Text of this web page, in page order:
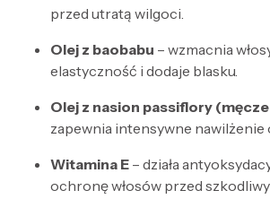
przed utratą wilgoci.
Olej z baobabu – wzmacnia
elastyczność i dodaje blasku.
Olej z nasion passiflory
zapewnia intensywne nawilżenie
Witamina E – działa
ochronę włosów przed